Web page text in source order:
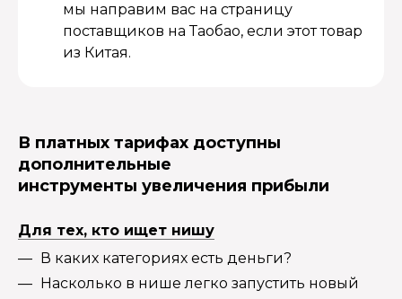
мы направим вас на страницу
поставщиков на Таобао, если этот товар
из Китая.
В платных тарифах доступны
дополнительные
инструменты увеличения прибыли
Для тех, кто ищет нишу
В каких категориях есть деньги?
Насколько в нише легко запустить новый